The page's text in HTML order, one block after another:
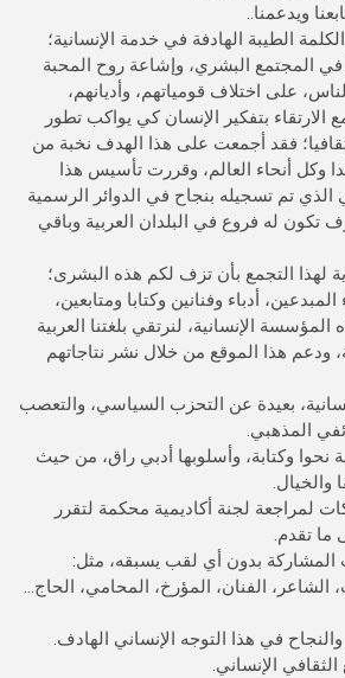
ويدعمنا..
الطيبة الهادفة في خدمة الإنسانية؛
في المجتمع البشري، وإشاعة روح المحبة
على اختلاف قومياتهم، وأديانهم،
الارتقاء بتفكير الإنسان كي يواكب تطور
فقد أجمعت على هذا الهدف نخبة من
وكل أنحاء العالم، وقررت تأسيس هذا
الذي تم تسجيله بنجاح في الدوائر الرسمية
تكون له فروع في البلدان العربية وباقي
لهذا التجمع بأن تزف لكم هذه البشرى؛
أدباء وفنانين وكتابا ومتابعين،
الإنسانية، لنرتقي بلغتنا العربية
ودعم هذا الموقع من خلال نشر نتاجاتهم
بعيدة عن التحزب السياسي، والتعصب
المذهبي.
نحوا وكتابة، وأسلوبها أدبي راق، من حيث
والخيال.
لمراجعة لجنة أكاديمية محكمة لتقرر
ما تقدم.
بدون أي لقب يسبقه، مثل:
الشاعر، الفنان، المؤرخ، المحامي، الحاج…
في هذا التوجه الإنساني الهادف.
الإنساني.